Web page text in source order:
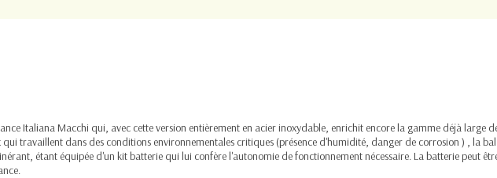
Italiana Macchi qui, avec cette version entièrement en acier inoxydable, enrichit encore la gamme déjà large
travaillent dans des conditions environnementales critiques (présence d'humidité, danger de corrosion ) , la
étant équipée d'un kit batterie qui lui confère l'autonomie de fonctionnement nécessaire. La batterie peut